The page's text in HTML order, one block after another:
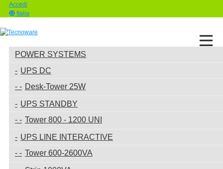
Accedi
Italia
POWER SYSTEMS
UPS DC
Desk-Tower 25W
UPS STANDBY
Tower 800 - 1200 UNI
UPS LINE INTERACTIVE
Tower 600-2600VA